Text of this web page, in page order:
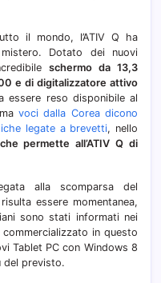
il mondo, l’ATIV Q ha
Dotato dei nuovi
schermo da 13,3
e di digitalizzatore attivo
essere reso disponibile al
voci dalla Corea dicono
legate a brevetti, nello
permette all’ATIV Q di
alla scomparsa del
essere momentanea,
sono stati informati nei
in questo
Tablet PC con Windows 8
del previsto.